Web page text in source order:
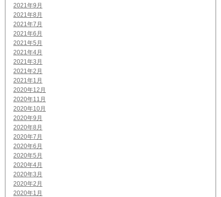
2021年9月
2021年8月
2021年7月
2021年6月
2021年5月
2021年4月
2021年3月
2021年2月
2021年1月
2020年12月
2020年11月
2020年10月
2020年9月
2020年8月
2020年7月
2020年6月
2020年5月
2020年4月
2020年3月
2020年2月
2020年1月